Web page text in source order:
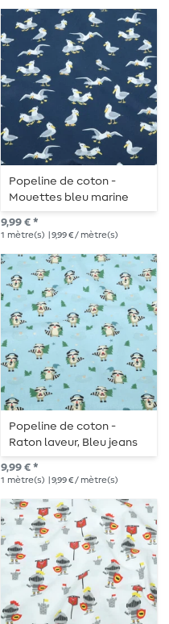
Popeline de coton -
Mouettes bleu marine
9,99 € *
1 mètre(s) | 9,99 € / mètre(s)
Popeline de coton -
Raton laveur, Bleu jeans
clair
9,99 € *
1 mètre(s) | 9,99 € / mètre(s)